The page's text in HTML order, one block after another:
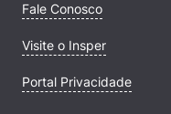
Fale Conosco
Visite o Insper
Portal Privacidade